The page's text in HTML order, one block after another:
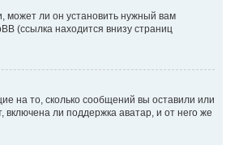
может ли он установить нужный вам
(ссылка находится внизу страниц
на то, сколько сообщений вы оставили или
ли поддержка аватар, и от него же